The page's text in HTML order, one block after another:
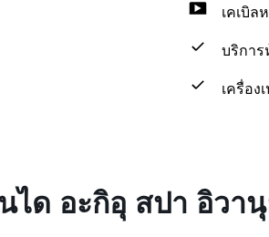
เคเบิล
บริการ
เครื่อง
ได อะกิอุ สปา อิวา